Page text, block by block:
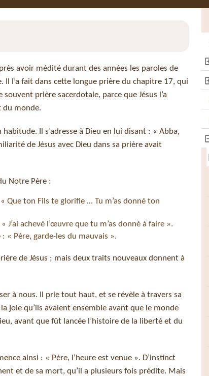
avoir médité durant des années les paroles de
l’a fait dans cette longue prière du chapitre 17, qui
prière sacerdotale, parce que Jésus l’a
du monde.
Il s’adresse à Dieu en lui disant : « Abba,
de Jésus avec Dieu dans sa prière avait
Notre Père :
Que ton Fils te glorifie … Tu m’as donné ton
achevé l’œuvre que tu m’as donné à faire ».
« Père, garde-les du mauvais ».
de Jésus ; mais deux traits nouveaux donnent à
à nous. Il prie tout haut, et se révèle à travers sa
joie qu’ils avaient ensemble avant que le monde
avant que fût lancée l’histoire de la liberté et du
ainsi : « Père, l’heure est venue ». D’instinct
et de sa mort, qu’il a plusieurs fois prédite. Mais